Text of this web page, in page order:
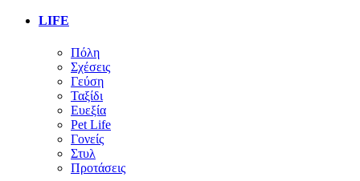
LIFE
Πόλη
Σχέσεις
Γεύση
Ταξίδι
Ευεξία
Pet Life
Γονείς
Στυλ
Προτάσεις